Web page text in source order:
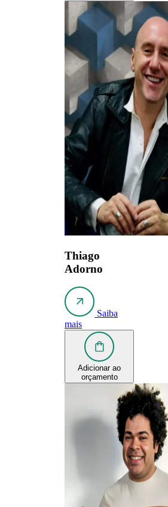
Thiago
Adorno
Saiba
mais
Adicionar ao
orçamento